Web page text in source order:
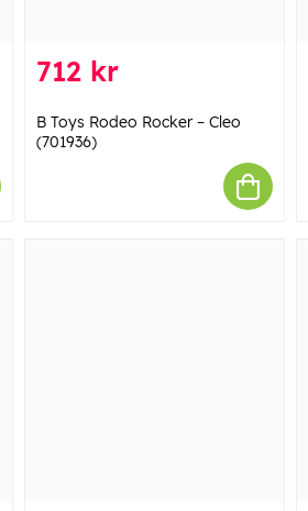
712 kr
B Toys Rodeo Rocker – Cleo
(701936)